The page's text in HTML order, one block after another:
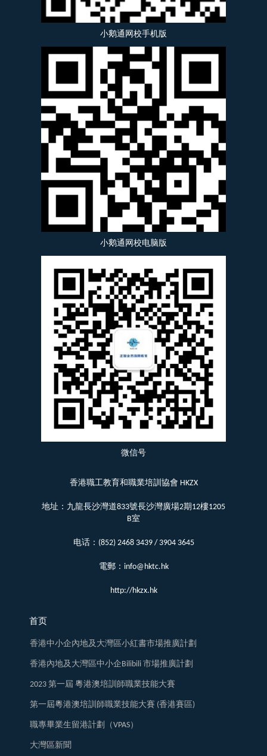
小鹅通网校手机版
小鹅通网校电脑版
微信号
香港職工教育和職業培訓協會 HKZX
地址：九龍長沙灣道833號長沙灣廣場2期12樓1205
B室
电话：(852) 2468 3439 / 3904 3645
電郵：info@hktc.hk
http://hkzx.hk
首页
香港中小企內地及大灣區小紅書市場推廣計劃
香港內地及大灣區中小企Bilibili 市場推廣計劃
2023 第一屆 粵港澳培訓師職業技能大賽
第一屆粵港澳培訓師職業技能大賽 (香港賽區)
職專畢業生留港計劃（VPAS）
大灣區新聞